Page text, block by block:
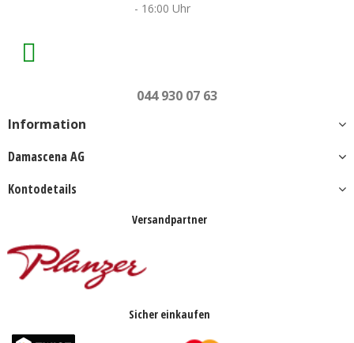
- 16:00 Uhr
044 930 07 63
Information
Damascena AG
Kontodetails
Versandpartner
Sicher einkaufen